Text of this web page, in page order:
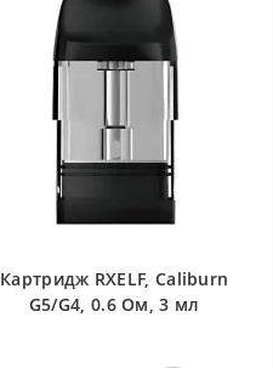
Картридж RXELF, Caliburn
G5/G4, 0.6 Ом, 3 мл